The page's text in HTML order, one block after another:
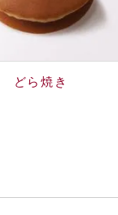
どら焼き